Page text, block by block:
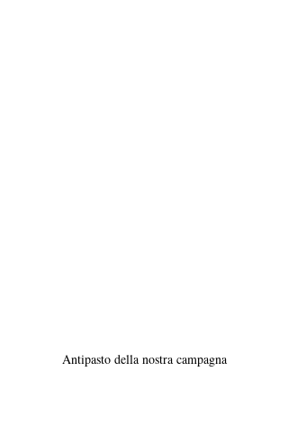
Antipasto della nostra campagna